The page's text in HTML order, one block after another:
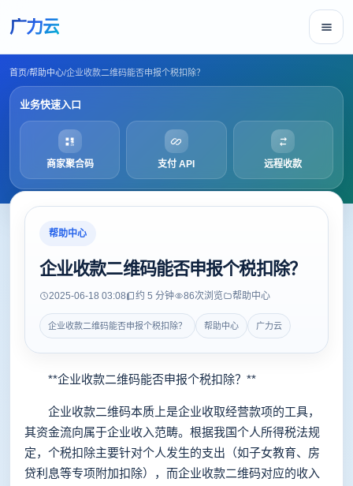
广力云
首页/帮助中心/企业收款二维码能否申报个税扣除？
业务快速入口
商家聚合码 支付 API 远程收款
帮助中心
企业收款二维码能否申报个税扣除？
2025-06-18 03:08 约 5 分钟 86次浏览 帮助中心
企业收款二维码能否申报个税扣除？ 帮助中心 广力云
**企业收款二维码能否申报个税扣除？**
企业收款二维码本质上是企业收取经营款项的工具，
其资金流向属于企业收入范畴。根据我国个人所得税法规
定，个税扣除主要针对个人发生的支出（如子女教育、房
贷利息等专项附加扣除），而企业收款二维码对应的收入